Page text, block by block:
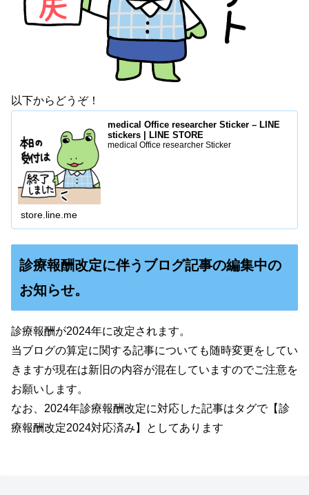
以下からどうぞ！
medical Office researcher Sticker – LINE
stickers | LINE STORE
medical Office researcher Sticker
store.line.me
診療報酬改定に伴うブログ記事の編集中の
お知らせ。
診療報酬が2024年に改定されます。
当ブログの算定に関する記事についても随時変更をしてい
きますが現在は新旧の内容が混在していますのでご注意を
お願いします。
なお、2024年診療報酬改定に対応した記事はタグで【診
療報酬改定2024対応済み】としてあります